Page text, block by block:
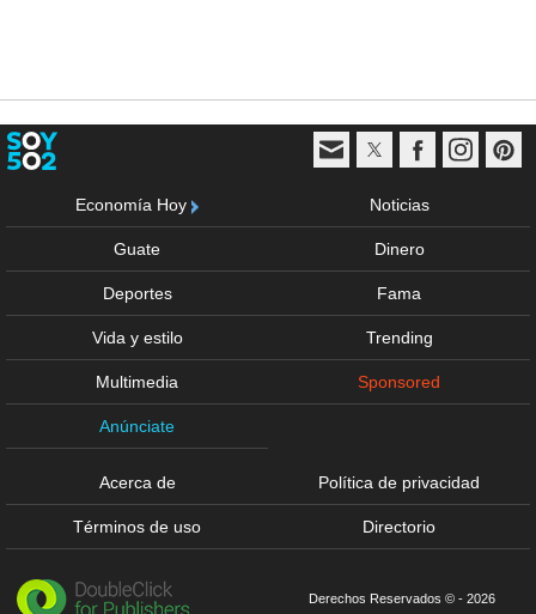
Economía Hoy Noticias
Guate Dinero
Deportes Fama
Vida y estilo Trending
Multimedia Sponsored
Anúnciate
Acerca de Política de privacidad
Términos de uso Directorio
Derechos Reservados © - 2026